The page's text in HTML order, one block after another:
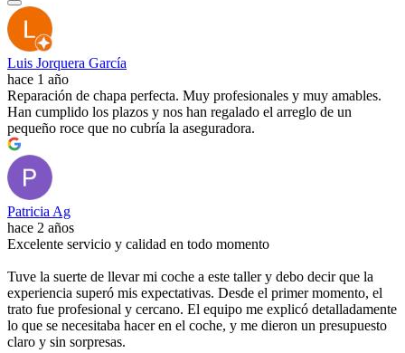
Luis Jorquera García
hace 1 año
Reparación de chapa perfecta. Muy profesionales y muy amables.
Han cumplido los plazos y nos han regalado el arreglo de un
pequeño roce que no cubría la aseguradora.
Patricia Ag
hace 2 años
Excelente servicio y calidad en todo momento
Tuve la suerte de llevar mi coche a este taller y debo decir que la
experiencia superó mis expectativas. Desde el primer momento, el
trato fue profesional y cercano. El equipo me explicó detalladamente
lo que se necesitaba hacer en el coche, y me dieron un presupuesto
claro y sin sorpresas.